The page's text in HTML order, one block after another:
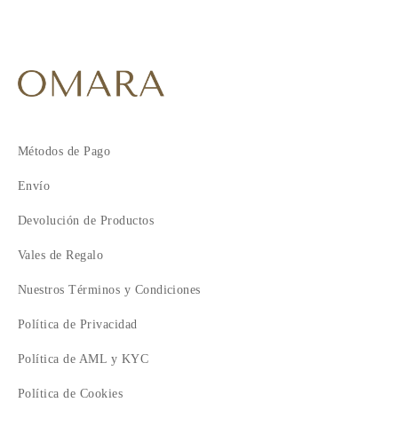
Métodos de Pago
Envío
Devolución de Productos
Vales de Regalo
Nuestros Términos y Condiciones
Política de Privacidad
Política de AML y KYC
Política de Cookies